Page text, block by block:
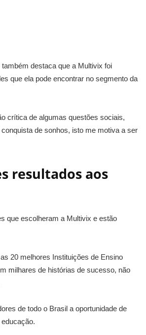
também destaca que a Multivix foi
que ela pode encontrar no segmento da
crítica de algumas questões sociais,
de sonhos, isto me motiva a ser
resultados aos
que escolheram a Multivix e estão
20 melhores Instituições de Ensino
milhares de histórias de sucesso, não
de todo o Brasil a oportunidade de